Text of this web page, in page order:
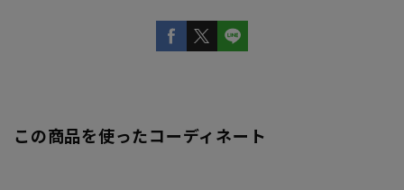
この商品を使ったコーディネート